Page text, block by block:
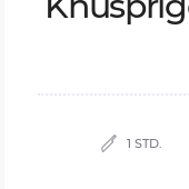
1 STD.